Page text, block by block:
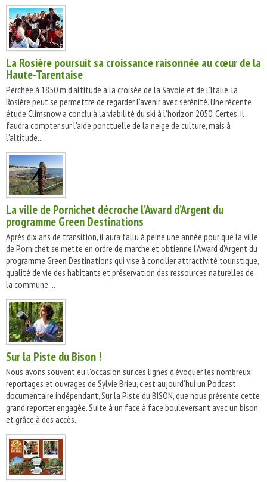
La Rosière poursuit sa croissance raisonnée au cœur de la
Haute-Tarentaise
Perchée à 1850 m d’altitude à la croisée de la Savoie et de l’Italie, la
Rosière peut se permettre de regarder l’avenir avec sérénité. Une récente
étude Climsnow a conclu à la viabilité du ski à l’horizon 2050. Certes, il
faudra compter sur l'aide ponctuelle de la neige de culture, mais à
l’altitude...
La ville de Pornichet décroche l’Award d’Argent du
programme Green Destinations
Après dix ans de transition, il aura fallu à peine une année pour que la ville
de Pornichet se mette en ordre de marche et obtienne l’Award d’Argent du
programme Green Destinations qui vise à concilier attractivité touristique,
qualité de vie des habitants et préservation des ressources naturelles de
la commune....
Sur la Piste du Bison !
Nous avons souvent eu l’occasion sur ces lignes d’évoquer les nombreux
reportages et ouvrages de Sylvie Brieu, c’est aujourd’hui un Podcast
documentaire indépendant, Sur la Piste du BISON, que nous présente cette
grand reporter engagée. Suite à un face à face bouleversant avec un bison,
et grâce à des accès...